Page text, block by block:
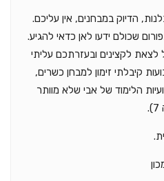
הדיוק במבחנים, אין עליכם.
שכולם ידעו לאן כדאי להגיע.
לצאת לקצינים ובעזרתכם עליתי
5 לדפ"ר 8, אחרי 3 שבועות קיבלתי זימון למבחן כשרים,
הלימוד של אבי שלא מוותר